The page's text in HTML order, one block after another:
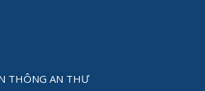
THÔNG AN THƯ